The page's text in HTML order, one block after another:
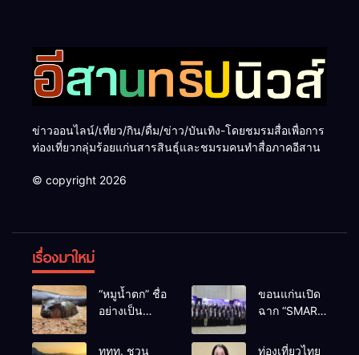
ข่าวออนไลน์/เที่ยว/กิน/ดื่ม/ข่าว/บันเทิง-โดยชมรมสื่อเพื่อการ
ท่องเที่ยวกลุ่มร้อยแก่นสารสินธุ์และชมรมคนทำสื่อภาคอีสาน
© copyright 2026
เรื่องมาใหม่
“หมูน้ำตก” ชื่อ
อย่างเป็น
ขอนแก่นเปิด
ฉาก “SMART
EXPO 2026”
ททท. ชวน ท่องเที่ยวไทย